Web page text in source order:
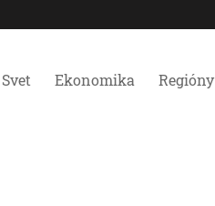
Svet Ekonomika Regióny